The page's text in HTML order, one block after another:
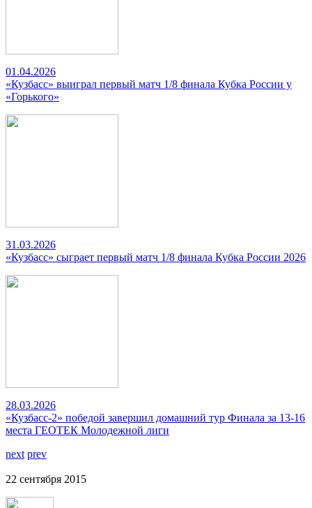
01.04.2026
«Кузбасс» выиграл первый матч 1/8 финала Кубка России у
«Горького»
31.03.2026
«Кузбасс» сыграет первый матч 1/8 финала Кубка России 2026
28.03.2026
«Кузбасс-2» победой завершил домашний тур Финала за 13-16
места ГЕОТЕК Молодежной лиги
next prev
22 сентября 2015